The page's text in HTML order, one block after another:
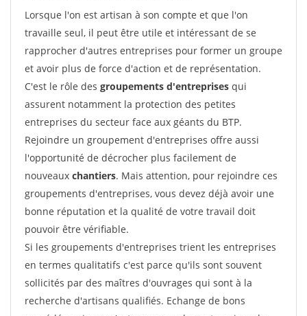
Lorsque l'on est artisan à son compte et que l'on
travaille seul, il peut être utile et intéressant de se
rapprocher d'autres entreprises pour former un groupe
et avoir plus de force d'action et de représentation.
C'est le rôle des groupements d'entreprises qui
assurent notamment la protection des petites
entreprises du secteur face aux géants du BTP.
Rejoindre un groupement d'entreprises offre aussi
l'opportunité de décrocher plus facilement de
nouveaux chantiers. Mais attention, pour rejoindre ces
groupements d'entreprises, vous devez déjà avoir une
bonne réputation et la qualité de votre travail doit
pouvoir être vérifiable.
Si les groupements d'entreprises trient les entreprises
en termes qualitatifs c'est parce qu'ils sont souvent
sollicités par des maîtres d'ouvrages qui sont à la
recherche d'artisans qualifiés. Echange de bons